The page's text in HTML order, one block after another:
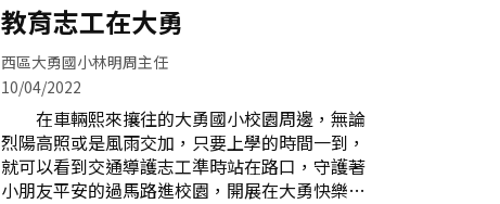
教育志工在大勇
西區大勇國小林明周主任
10/04/2022
在車輛熙來攘往的大勇國小校園周邊，無論
烈陽高照或是風雨交加，只要上學的時間一到，
就可以看到交通導護志工準時站在路口，守護著
小朋友平安的過馬路進校園，開展在大勇快樂學